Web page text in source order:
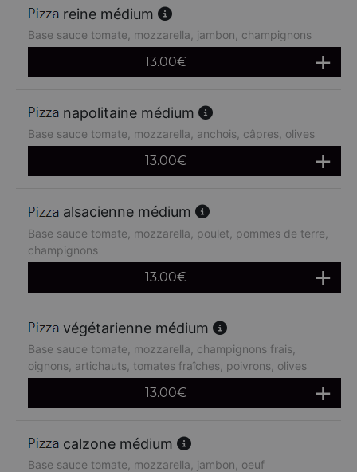
reine médium
Base sauce tomate, mozzarella, jambon, champignons
13.00€
napolitaine médium
Base sauce tomate, mozzarella, anchois, câpres, olives
13.00€
alsacienne médium
Base sauce tomate, mozzarella, poulet, pommes de terre,
champignons
13.00€
végétarienne médium
Base sauce tomate, mozzarella, champignons frais,
oignons, artichauts, tomates fraîches, poivrons, olives
13.00€
calzone médium
Base sauce tomate, mozzarella, jambon, oeuf